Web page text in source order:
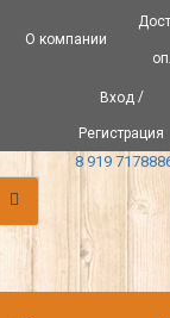
О компании
Вход /
Регистрация
8 919